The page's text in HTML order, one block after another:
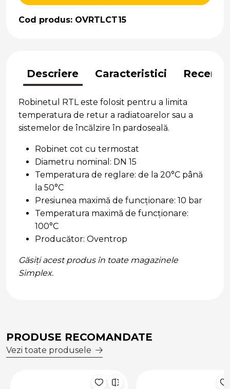
Cod produs: OVRTLCT15
Descriere Caracteristici
Robinetul RTL este folosit pentru a limita
temperatura de retur a radiatoarelor sau a
sistemelor de încălzire în pardoseală.
Robinet cot cu termostat
Diametru nominal: DN 15
Temperatura de reglare: de la 20°C până
la 50°C
Presiunea maximă de funcționare: 10 bar
Temperatura maximă de funcționare:
100°C
Producător: Oventrop
Găsiți acest produs în toate magazinele
Simplex.
PRODUSE RECOMANDATE
Vezi toate produsele